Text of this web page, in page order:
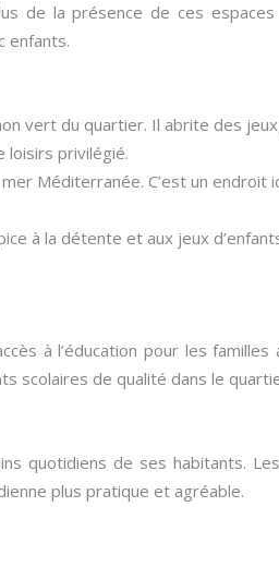
de la présence de ces
enfants.
vert du quartier. Il abrite des
loisirs privilégié.
Méditerranée. C’est un
à la détente et aux jeux
à l’éducation pour les
scolaires de qualité dans le
de ses habitants.
plus pratique et agréable.